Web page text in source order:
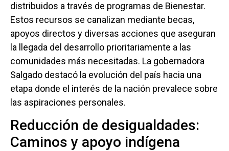
distribuidos a través de programas de Bienestar.
Estos recursos se canalizan mediante becas,
apoyos directos y diversas acciones que aseguran
la llegada del desarrollo prioritariamente a las
comunidades más necesitadas. La gobernadora
Salgado destacó la evolución del país hacia una
etapa donde el interés de la nación prevalece sobre
las aspiraciones personales.
Reducción de desigualdades:
Caminos y apoyo indígena